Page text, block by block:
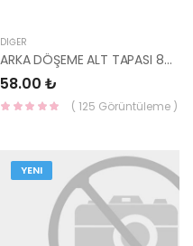
DIĞER
ARKA DÖŞEME ALT TAPASI 89160-28000-HMC
58.00 ₺
( 125 Görüntüleme )
YENI